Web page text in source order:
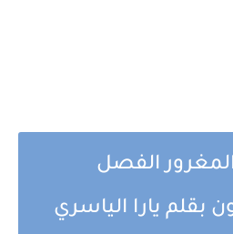
الفصل
بقلم يارا الياسري